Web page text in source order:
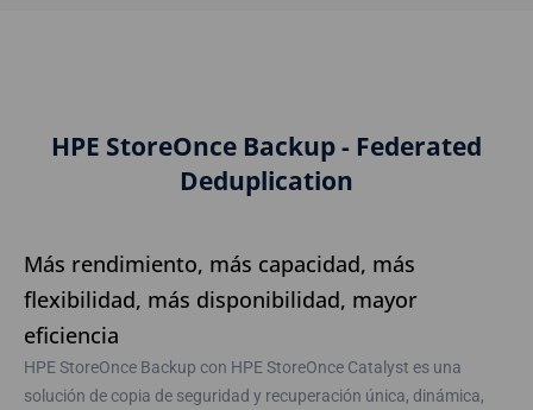
HPE StoreOnce Backup - Federated
Deduplication
Más rendimiento, más capacidad, más
flexibilidad, más disponibilidad, mayor
eficiencia
HPE StoreOnce Backup con HPE StoreOnce Catalyst es una
solución de copia de seguridad y recuperación única, dinámica,